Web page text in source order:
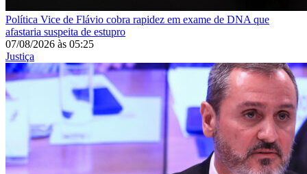
Política Vice de Flávio cobra rapidez em exame de DNA que
afastaria suspeita de estupro
07/08/2026 às 05:25
Justiça